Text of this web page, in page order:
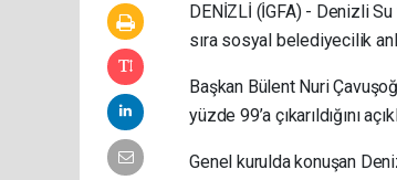
DENİZLİ (İGFA) - Denizli Su
sıra sosyal belediyecilik
Başkan Bülent Nuri
yüzde 99’a çıkarıldığını
Genel kurulda konuşan